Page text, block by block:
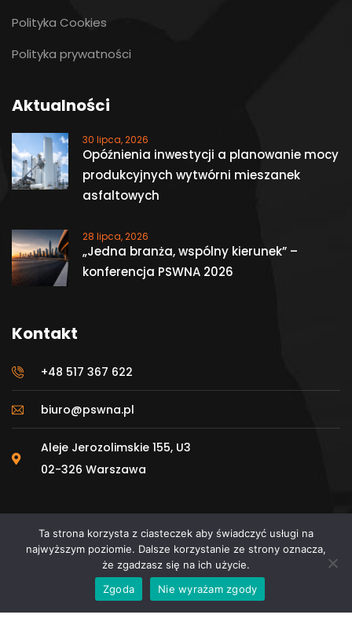
Polityka Cookies
Polityka prywatności
Aktualności
30 lipca, 2026
Opóźnienia inwestycji a planowanie mocy
produkcyjnych wytwórni mieszanek
asfaltowych
28 lipca, 2026
„Jedna branża, wspólny kierunek” –
konferencja PSWNA 2026
Kontakt
+48 517 367 622
biuro@pswna.pl
Aleje Jerozolimskie 155, U3
02-326 Warszawa
© 2025 Polskie Stowarzyszenie Wykonawców
Nawierzchni Asfaltowych
Ta strona korzysta z ciasteczek aby świadczyć usługi na
najwyższym poziomie. Dalsze korzystanie ze strony oznacza,
że zgadzasz się na ich użycie.
Zgoda
Nie wyrażam zgody